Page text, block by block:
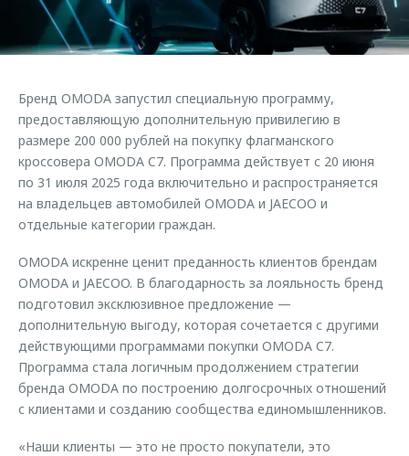
Страхование
Кредитный калькулятор
Одежда и сувениры
Оригинальные аксессуары
Запчасти
Трейд-ин
Руководства по эксплуатации
Клиентская поддержка
Клуб владельцев OMODA
Приложение O&J
Аксессуары
Одежда и сувениры
Запчасти
Обратная связь
Бренд OMODA запустил специальную программу,
предоставляющую дополнительную привилегию в
размере 200 000 рублей на покупку флагманского
кроссовера OMODA C7. Программа действует с 20 июня
по 31 июля 2025 года включительно и распространяется
на владельцев автомобилей OMODA и JAECOO и
отдельные категории граждан.
OMODA искренне ценит преданность клиентов брендам
OMODA и JAECOO. В благодарность за лояльность бренд
подготовил эксклюзивное предложение —
дополнительную выгоду, которая сочетается с другими
действующими программами покупки OMODA C7.
Программа стала логичным продолжением стратегии
бренда OMODA по построению долгосрочных отношений
с клиентами и созданию сообщества единомышленников.
«Наши клиенты — это не просто покупатели, это